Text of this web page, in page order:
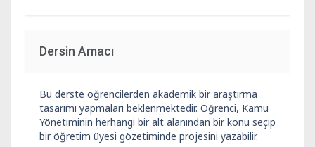
Dersin Amacı
Bu derste öğrencilerden akademik bir araştırma
tasarımı yapmaları beklenmektedir. Öğrenci, Kamu
Yönetiminin herhangi bir alt alanından bir konu seçip
bir öğretim üyesi gözetiminde projesini yazabilir.